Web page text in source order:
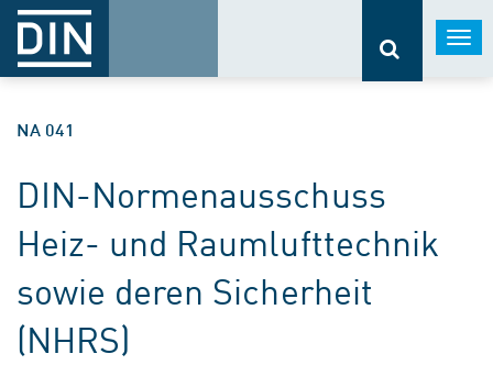
NA 041
DIN-Normenausschuss
Heiz- und Raumlufttechnik
sowie deren Sicherheit
(NHRS)